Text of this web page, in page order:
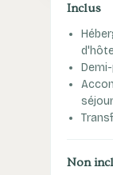
Inclus
séjour
Non